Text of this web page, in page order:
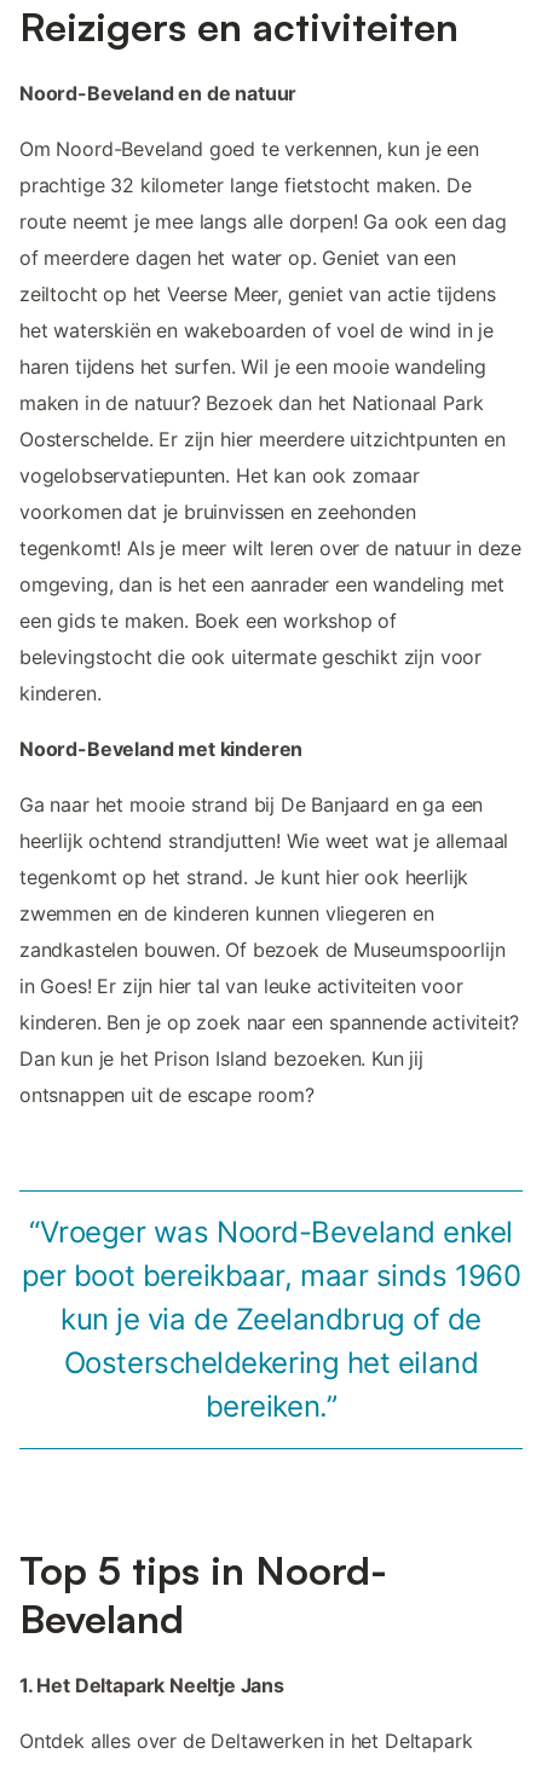
Reizigers en activiteiten
Noord-Beveland en de natuur
Om Noord-Beveland goed te verkennen, kun je een
prachtige 32 kilometer lange fietstocht maken. De
route neemt je mee langs alle dorpen! Ga ook een dag
of meerdere dagen het water op. Geniet van een
zeiltocht op het Veerse Meer, geniet van actie tijdens
het waterskiën en wakeboarden of voel de wind in je
haren tijdens het surfen. Wil je een mooie wandeling
maken in de natuur? Bezoek dan het Nationaal Park
Oosterschelde. Er zijn hier meerdere uitzichtpunten en
vogelobservatiepunten. Het kan ook zomaar
voorkomen dat je bruinvissen en zeehonden
tegenkomt! Als je meer wilt leren over de natuur in deze
omgeving, dan is het een aanrader een wandeling met
een gids te maken. Boek een workshop of
belevingstocht die ook uitermate geschikt zijn voor
kinderen.
Noord-Beveland met kinderen
Ga naar het mooie strand bij De Banjaard en ga een
heerlijk ochtend strandjutten! Wie weet wat je allemaal
tegenkomt op het strand. Je kunt hier ook heerlijk
zwemmen en de kinderen kunnen vliegeren en
zandkastelen bouwen. Of bezoek de Museumspoorlijn
in Goes! Er zijn hier tal van leuke activiteiten voor
kinderen. Ben je op zoek naar een spannende activiteit?
Dan kun je het Prison Island bezoeken. Kun jij
ontsnappen uit de escape room?
“Vroeger was Noord-Beveland enkel
per boot bereikbaar, maar sinds 1960
kun je via de Zeelandbrug of de
Oosterscheldekering het eiland
bereiken.”
Top 5 tips in Noord-
Beveland
1. Het Deltapark Neeltje Jans
Ontdek alles over de Deltawerken in het Deltapark